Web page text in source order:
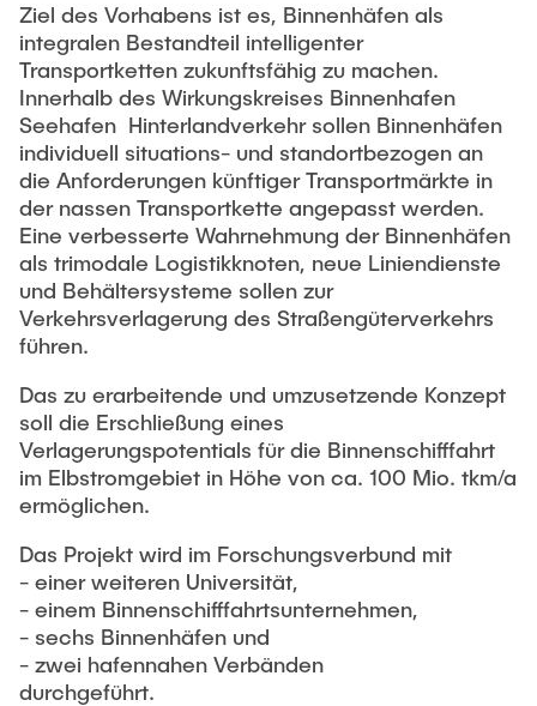
Ziel des Vorhabens ist es, Binnenhäfen als
integralen Bestandteil intelligenter
Transportketten zukunftsfähig zu machen.
Innerhalb des Wirkungskreises Binnenhafen 
Seehafen  Hinterlandverkehr sollen Binnenhäfen
individuell situations- und standortbezogen an
die Anforderungen künftiger Transportmärkte in
der nassen Transportkette angepasst werden.
Eine verbesserte Wahrnehmung der Binnenhäfen
als trimodale Logistikknoten, neue Liniendienste
und Behältersysteme sollen zur
Verkehrsverlagerung des Straßengüterverkehrs
führen.
Das zu erarbeitende und umzusetzende Konzept
soll die Erschließung eines
Verlagerungspotentials für die Binnenschifffahrt
im Elbstromgebiet in Höhe von ca. 100 Mio. tkm/a
ermöglichen.
Das Projekt wird im Forschungsverbund mit
- einer weiteren Universität,
- einem Binnenschifffahrtsunternehmen,
- sechs Binnenhäfen und
- zwei hafennahen Verbänden
durchgeführt.